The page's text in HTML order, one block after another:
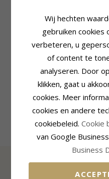
Schaar hanger in verguld
sterlingzilver
CHANTI prijs 36,-
Wij hechten
gebruiken cookies
verbeteren, u
of content te
analyseren. Door
klikken, gaat u
cookies. Meer
cookies en andere
cookiebeleid. Cookie
van Google
Business